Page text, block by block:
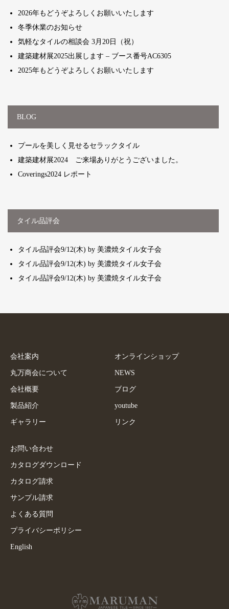
2026年もどうぞよろしくお願いいたします
冬季休業のお知らせ
気軽なタイルの相談会 3月20日（祝）
建築建材展2025出展します – ブース番号AC6305
2025年もどうぞよろしくお願いいたします
BLOG
プールを美しく見せるセラックタイル
建築建材展2024 ご来場ありがとうございました。
Coverings2024 レポート
タイル品評会
タイル品評会9/12(木) by 美濃焼タイル女子会
タイル品評会9/12(木) by 美濃焼タイル女子会
タイル品評会9/12(木) by 美濃焼タイル女子会
会社案内
丸万商会について
会社概要
製品紹介
ギャラリー
オンラインショップ
NEWS
ブログ
youtube
リンク
お問い合わせ
カタログダウンロード
カタログ請求
サンプル請求
よくある質問
プライバシーポリシー
English